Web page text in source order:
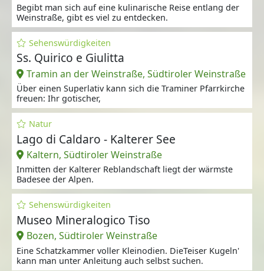
Begibt man sich auf eine kulinarische Reise entlang der
Weinstraße, gibt es viel zu entdecken.
Sehenswürdigkeiten
Ss. Quirico e Giulitta
Tramin an der Weinstraße, Südtiroler Weinstraße
Über einen Superlativ kann sich die Traminer Pfarrkirche
freuen: Ihr gotischer,
Natur
Lago di Caldaro - Kalterer See
Kaltern, Südtiroler Weinstraße
Inmitten der Kalterer Reblandschaft liegt der wärmste
Badesee der Alpen.
Sehenswürdigkeiten
Museo Mineralogico Tiso
Bozen, Südtiroler Weinstraße
Eine Schatzkammer voller Kleinodien. DieTeiser Kugeln'
kann man unter Anleitung auch selbst suchen.